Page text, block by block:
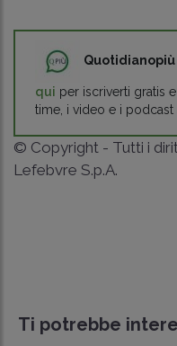
Quotidianopiù
qui per iscriverti gratis
time, i video e i
© Copyright - Tutti i
Lefebvre S.p.A.
Ti potrebbe